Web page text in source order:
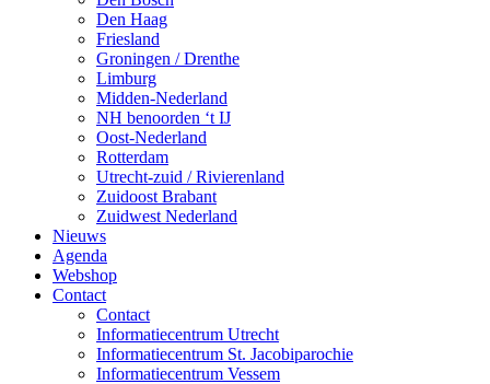
Den Haag
Friesland
Groningen / Drenthe
Limburg
Midden-Nederland
NH benoorden ‘t IJ
Oost-Nederland
Rotterdam
Utrecht-zuid / Rivierenland
Zuidoost Brabant
Zuidwest Nederland
Nieuws
Agenda
Webshop
Contact
Contact
Informatiecentrum Utrecht
Informatiecentrum St. Jacobiparochie
Informatiecentrum Vessem